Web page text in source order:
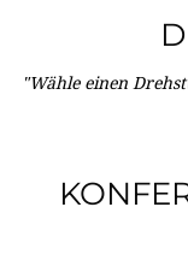
"Wähle einen